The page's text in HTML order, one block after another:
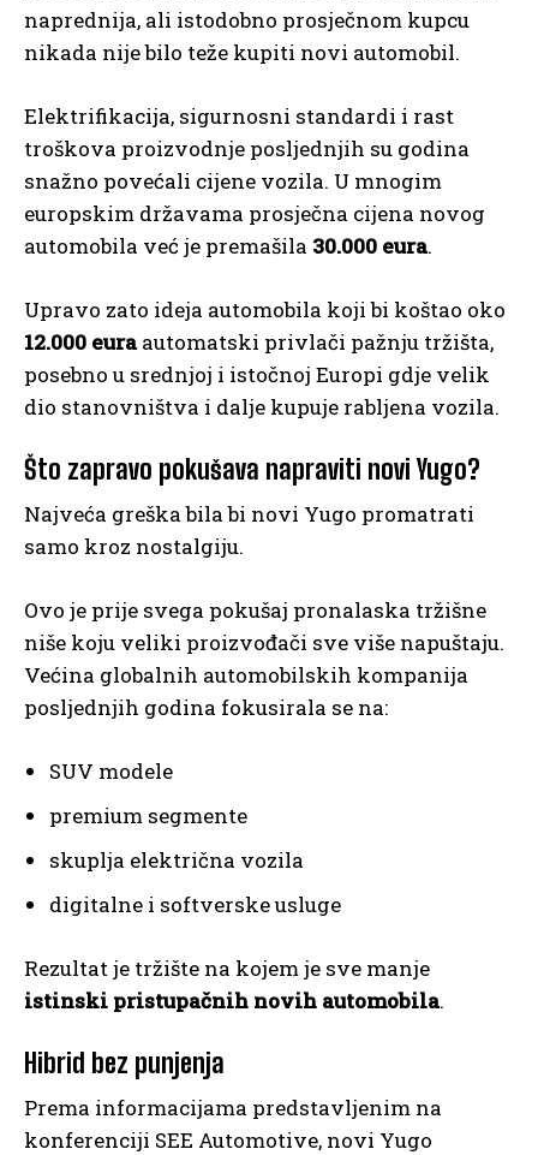
naprednija, ali istodobno prosječnom kupcu
nikada nije bilo teže kupiti novi automobil.
Elektrifikacija, sigurnosni standardi i rast
troškova proizvodnje posljednjih su godina
snažno povećali cijene vozila. U mnogim
europskim državama prosječna cijena novog
automobila već je premašila 30.000 eura.
Upravo zato ideja automobila koji bi koštao oko
12.000 euraautomatski privlači pažnju tržišta,
posebno u srednjoj i istočnoj Europi gdje velik
dio stanovništva i dalje kupuje rabljena vozila.
Što zapravo pokušava napraviti novi Yugo?
Najveća greška bila bi novi Yugo promatrati
samo kroz nostalgiju.
Ovo je prije svega pokušaj pronalaska tržišne
niše koju veliki proizvođači sve više napuštaju.
Većina globalnih automobilskih kompanija
posljednjih godina fokusirala se na:
SUV modele
premium segmente
skuplja električna vozila
digitalne i softverske usluge
Rezultat je tržište na kojem je sve manje
istinski pristupačnih novih automobila.
Hibrid bez punjenja
Prema informacijama predstavljenim na
konferenciji SEE Automotive, novi Yugo